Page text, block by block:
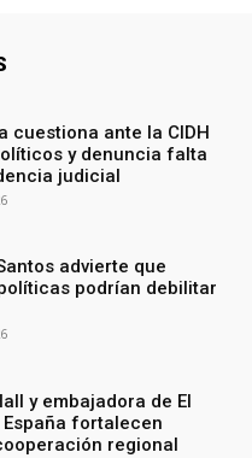
cuestiona ante la CIDH
y denuncia falta
judicial
advierte que
podrían debilitar
y embajadora de El
España fortalecen
regional